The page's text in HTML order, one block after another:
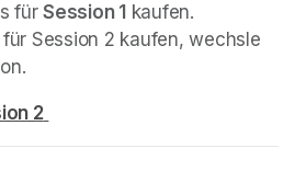
für Session 1 kaufen.
Session 2 kaufen, wechsle
2